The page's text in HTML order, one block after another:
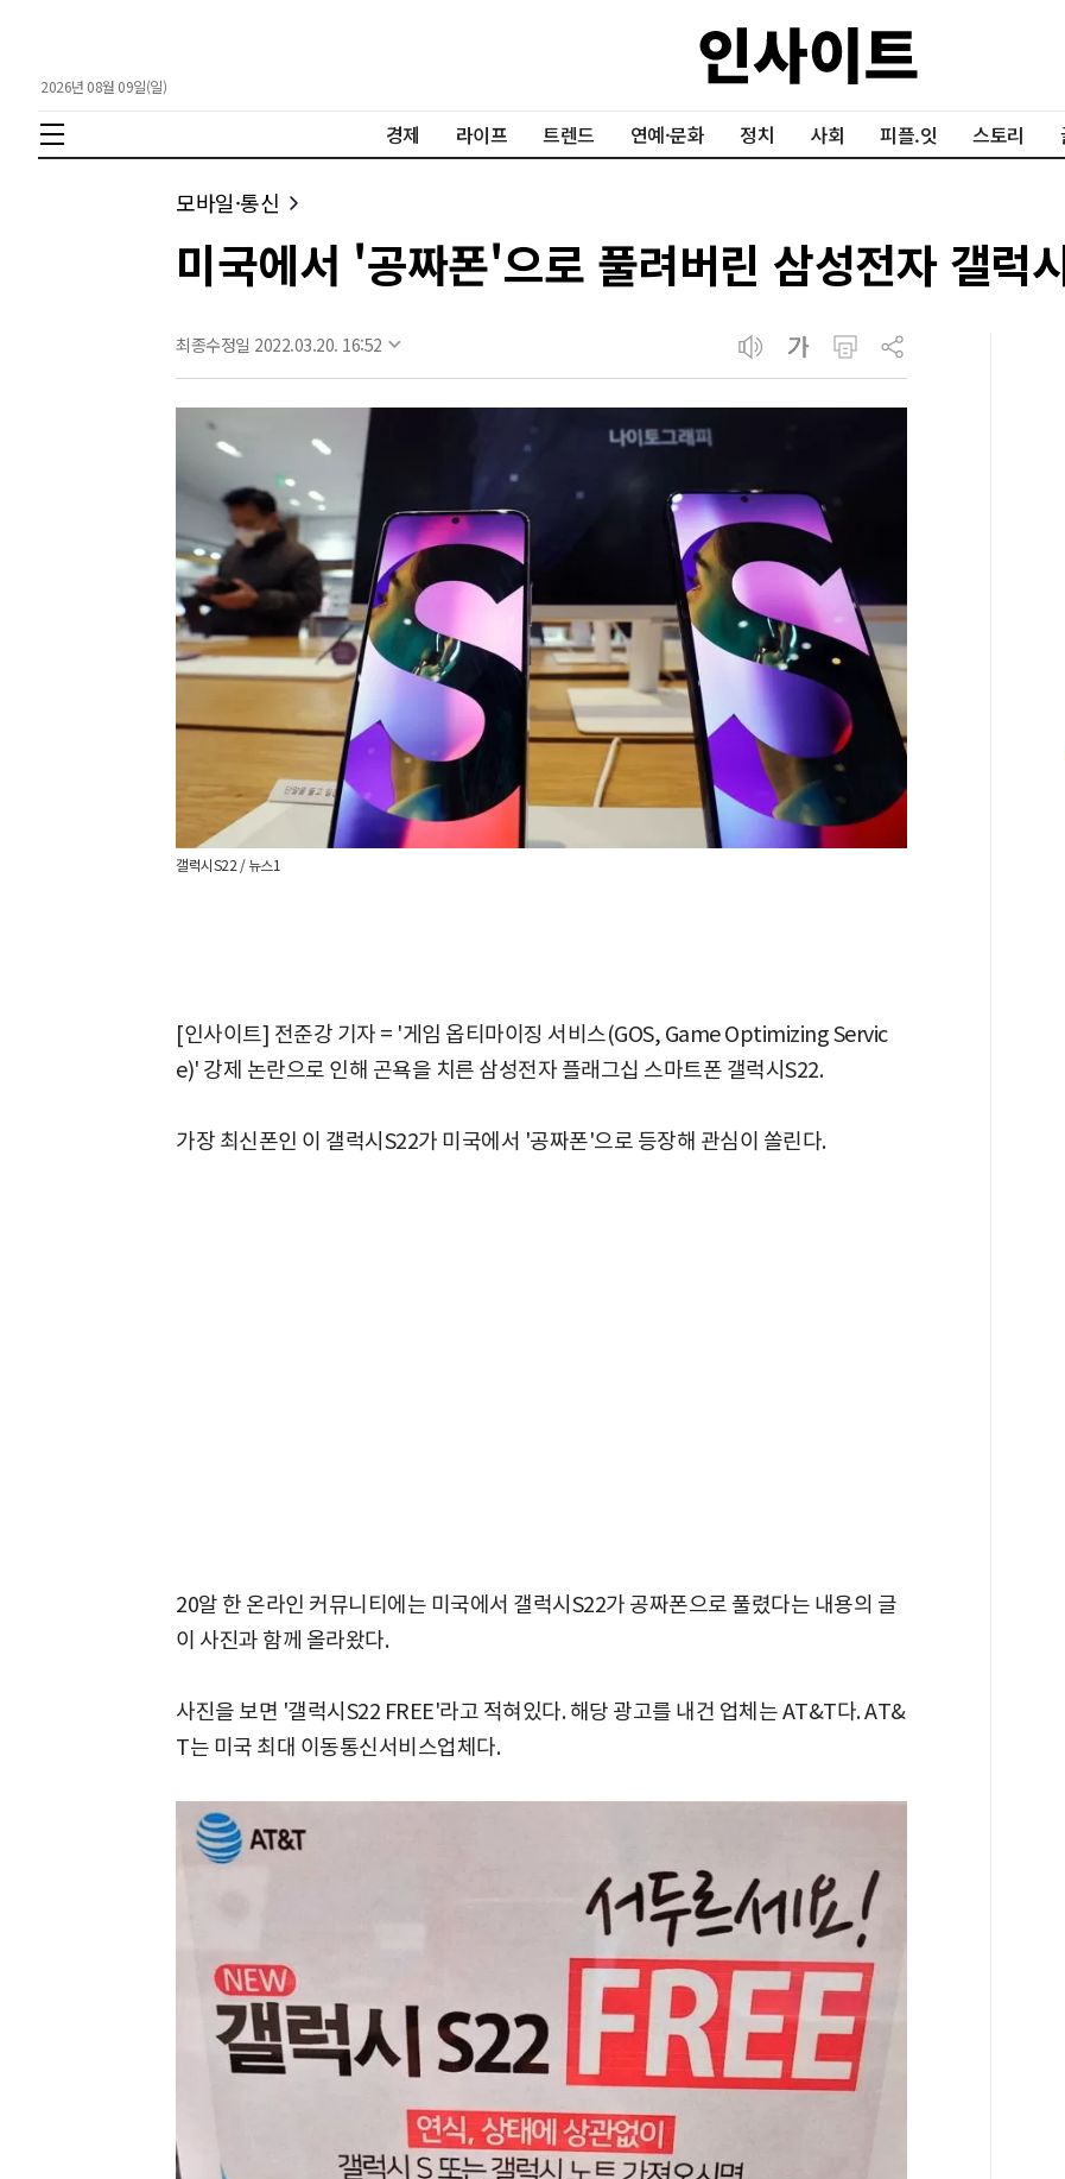
2026년 08월 09일(일)
경제 라이프 트렌드 연예·문화 정치 사회 피플.잇 스토리
모바일·통신
미국에서 '공짜폰'으로 풀려버린 삼성전자 갤럭
최종수정일 2022.03.20. 16:52
갤럭시S22 / 뉴스1
[인사이트] 전준강 기자 = '게임 옵티마이징 서비스(GOS, Game Optimizing Servic
e)' 강제 논란으로 인해 곤욕을 치른 삼성전자 플래그십 스마트폰 갤럭시S22.
가장 최신폰인 이 갤럭시S22가 미국에서 '공짜폰'으로 등장해 관심이 쏠린다.
20알 한 온라인 커뮤니티에는 미국에서 갤럭시S22가 공짜폰으로 풀렸다는 내용의 글
이 사진과 함께 올라왔다.
사진을 보면 '갤럭시S22 FREE'라고 적혀있다. 해당 광고를 내건 업체는 AT&T다. AT&
T는 미국 최대 이동통신서비스업체다.